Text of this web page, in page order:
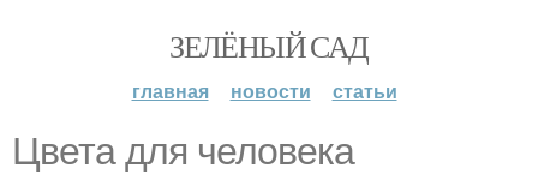
ЗЕЛЁНЫЙ САД
главная новости статьи
Цвета для человека